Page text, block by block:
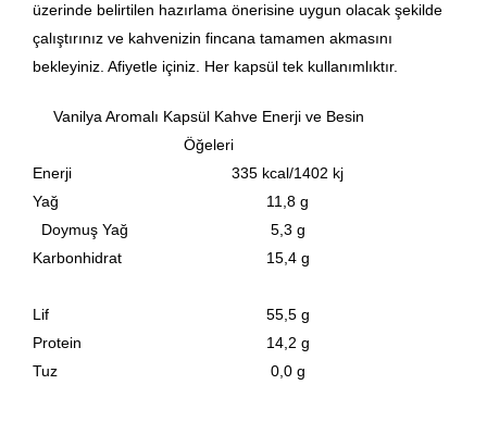
üzerinde belirtilen hazırlama önerisine uygun olacak şekilde
çalıştırınız ve kahvenizin fincana tamamen akmasını
bekleyiniz. Afiyetle içiniz. Her kapsül tek kullanımlıktır.
Vanilya Aromalı Kapsül Kahve Enerji ve Besin
Öğeleri
Enerji
335 kcal/1402 kj
Yağ
11,8 g
Doymuş Yağ
5,3 g
Karbonhidrat
15,4 g
Lif
55,5 g
Protein
14,2 g
Tuz
0,0 g